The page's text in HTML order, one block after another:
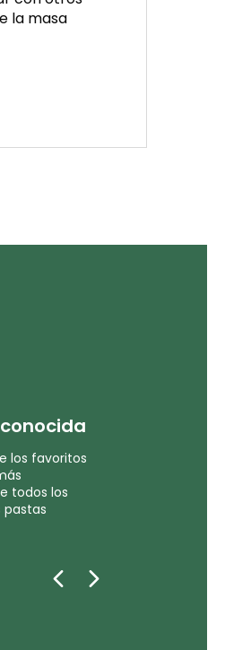
la masa
los favoritos
todos los
pastas